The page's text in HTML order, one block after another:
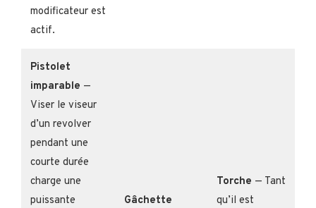
modificateur est
actif.
Pistolet
imparable —
Viser le viseur
d’un revolver
pendant une
courte durée
charge une
puissante
Gâchette
Torche — Tant
qu’il est